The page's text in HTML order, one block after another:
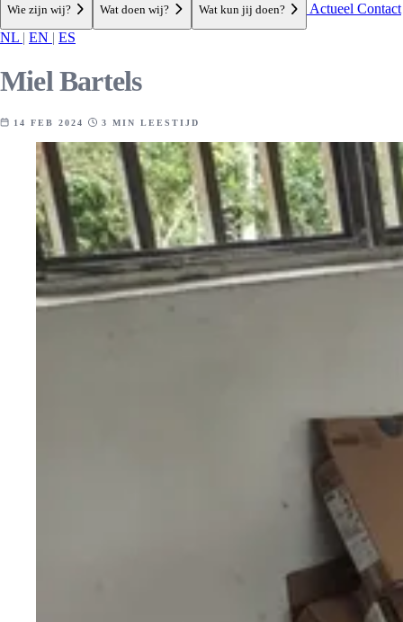
Wie zijn wij? Wat doen wij? Wat kun jij doen? Actueel Contact
NL | EN | ES
Miel Bartels
14 FEB 2024 3 MIN LEESTIJD